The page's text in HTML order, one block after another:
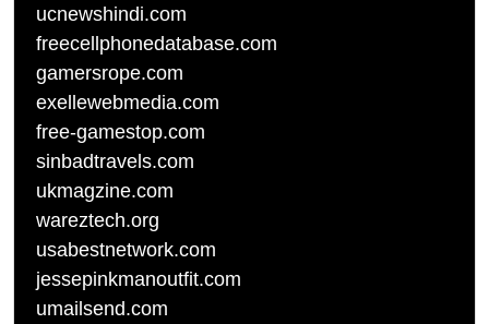
ucnewshindi.com
freecellphonedatabase.com
gamersrope.com
exellewebmedia.com
free-gamestop.com
sinbadtravels.com
ukmagzine.com
wareztech.org
usabestnetwork.com
jessepinkmanoutfit.com
umailsend.com